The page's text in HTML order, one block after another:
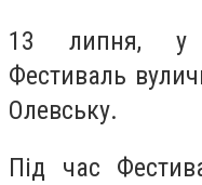
13 липня, у
Фестиваль
Олевську.
Під час